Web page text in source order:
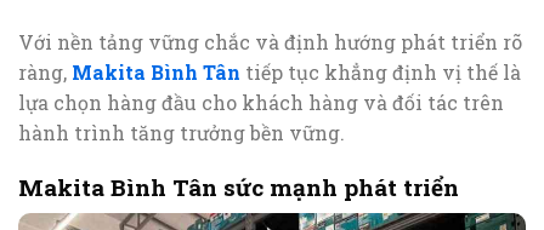
Với nền tảng vững chắc và định hướng phát triển rõ
ràng, Makita Bình Tân tiếp tục khẳng định vị thế là
lựa chọn hàng đầu cho khách hàng và đối tác trên
hành trình tăng trưởng bền vững.
Makita Bình Tân sức mạnh phát triển